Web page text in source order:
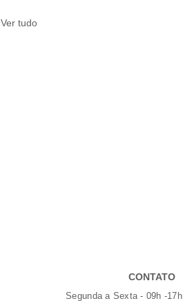
Ver tudo
CONTATO
Segunda a Sexta - 09h -17h​